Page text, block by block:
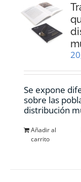
Se expone
sobre las
distribución
Añadir al
carrito